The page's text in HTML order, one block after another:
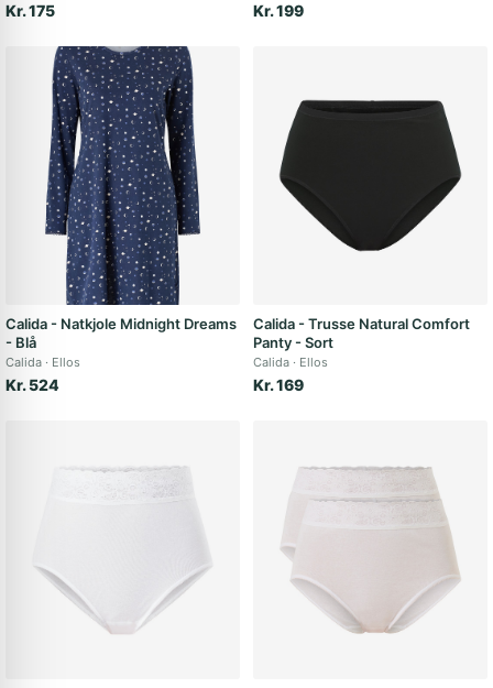
Kr. 175 Kr. 199
Calida - Natkjole Midnight Dreams
- Blå
Calida Ellos
Kr. 524
Calida - Trusse Natural Comfort
Panty - Sort
Calida Ellos
Kr. 169